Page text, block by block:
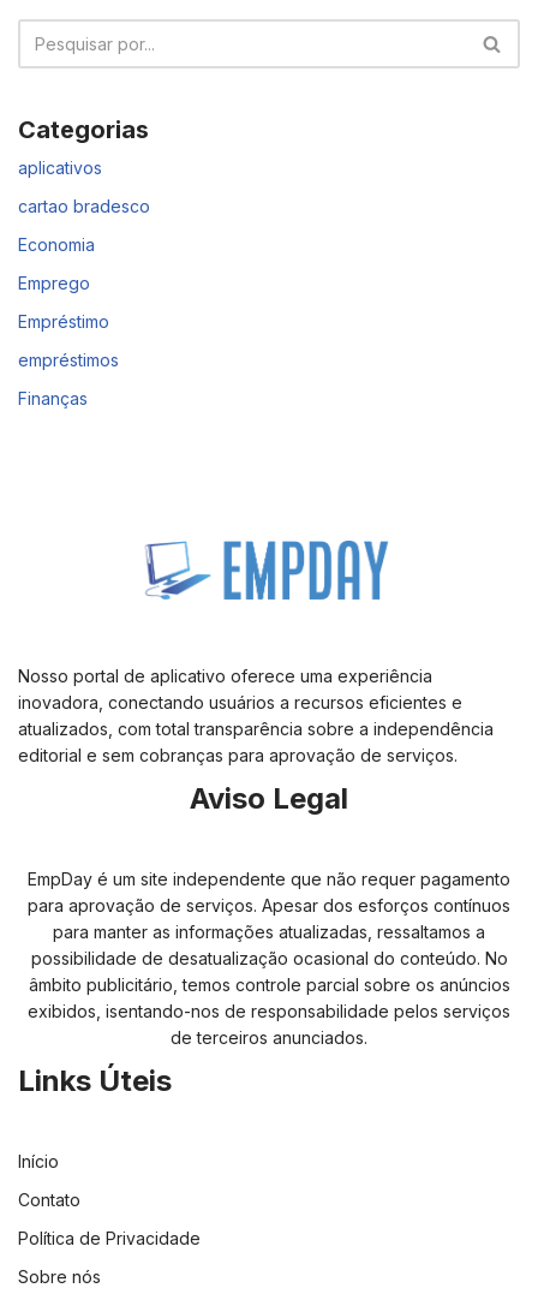
Categorias
aplicativos
cartao bradesco
Economia
Emprego
Empréstimo
empréstimos
Finanças
Nosso portal de aplicativo oferece uma experiência
inovadora, conectando usuários a recursos eficientes e
atualizados, com total transparência sobre a independência
editorial e sem cobranças para aprovação de serviços.
Aviso Legal
EmpDay é um site independente que não requer pagamento
para aprovação de serviços. Apesar dos esforços contínuos
para manter as informações atualizadas, ressaltamos a
possibilidade de desatualização ocasional do conteúdo. No
âmbito publicitário, temos controle parcial sobre os anúncios
exibidos, isentando-nos de responsabilidade pelos serviços
de terceiros anunciados.
Links Úteis
Início
Contato
Política de Privacidade
Sobre nós